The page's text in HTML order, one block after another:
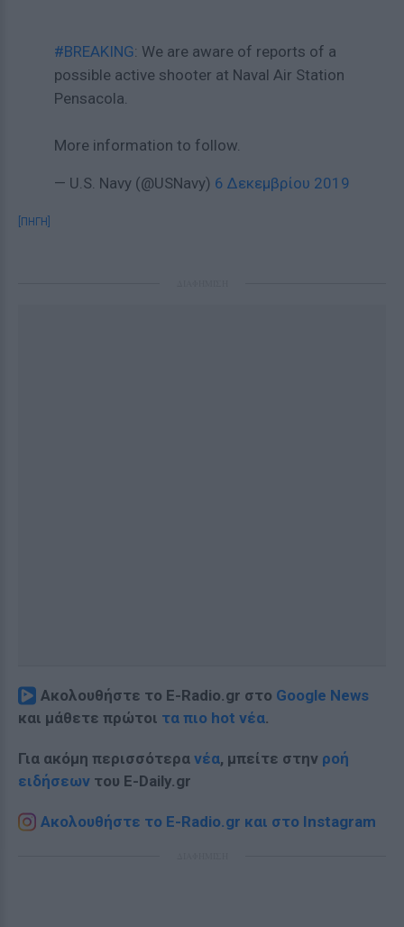
#BREAKING: We are aware of reports of a
possible active shooter at Naval Air Station
Pensacola.
More information to follow.
— U.S. Navy (@USNavy) 6 Δεκεμβρίου 2019
[ΠΗΓΗ]
Ακολουθήστε το E-Radio.gr στο Google News
και μάθετε πρώτοι τα πιο hot νέα.
Για ακόμη περισσότερα νέα, μπείτε στην ροή
ειδήσεων του E-Daily.gr
Ακολουθήστε το E-Radio.gr και στο Instagram